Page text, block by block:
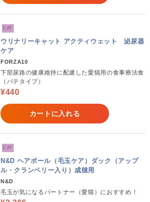
CAT
ウリナリーキャット アクティウェット 泌尿器
ケア
FORZA10
下部尿路の健康維持に配慮した愛猫用の食事療法食
（パテタイプ）
¥440
カートに入れる
CAT
N&D ヘアボール（毛玉ケア）ダック（アップ
ル・クランベリー入り）成猫用
N&D
毛玉が気になるパートナー（愛猫）におすすめ！